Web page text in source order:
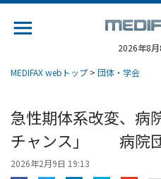
2026年8月
MEDIFAX webトップ > 団体・学会
急性期体系改変、病
チャンス」 病院
2026年2月9日 19:13